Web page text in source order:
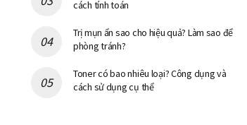
cách tính toán
Trị mụn ẩn sao cho hiệu quả? Làm sao để
phòng tránh?
Toner có bao nhiêu loại? Công dụng và
cách sử dụng cụ thể